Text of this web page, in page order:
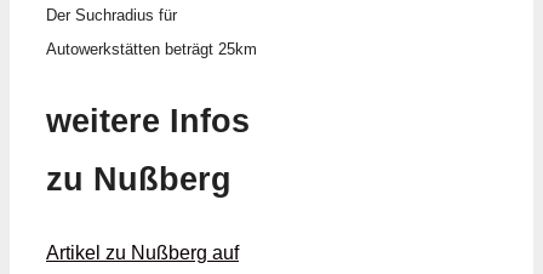
Der Suchradius für
Autowerkstätten beträgt 25km
weitere Infos
zu Nußberg
Artikel zu Nußberg auf